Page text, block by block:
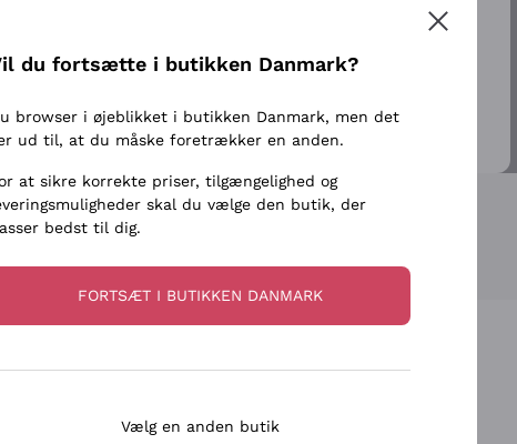
Biondi Santi
Franz Haas
Argiolas
Zenato
Ca' dei Frati
Ribolla Gialla
Sauvignon
Tilmeld
læs voresPrivatlivspolitik
du fortsætte i butikken Danmark?
browser i øjeblikket i butikken Danmark, men det
ud til, at du måske foretrækker en anden.
at sikre korrekte priser, tilgængelighed og
skal du vælge den butik, der
bedst til dig.
FORTSÆT I BUTIKKEN DANMARK
Vælg en anden butik